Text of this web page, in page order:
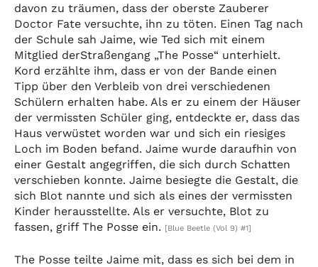
davon zu träumen, dass der oberste Zauberer
Doctor Fate versuchte, ihn zu töten. Einen Tag nach
der Schule sah Jaime, wie Ted sich mit einem
Mitglied derStraßengang „The Posse“ unterhielt.
Kord erzählte ihm, dass er von der Bande einen
Tipp über den Verbleib von drei verschiedenen
Schülern erhalten habe. Als er zu einem der Häuser
der vermissten Schüler ging, entdeckte er, dass das
Haus verwüstet worden war und sich ein riesiges
Loch im Boden befand. Jaime wurde daraufhin von
einer Gestalt angegriffen, die sich durch Schatten
verschieben konnte. Jaime besiegte die Gestalt, die
sich Blot nannte und sich als eines der vermissten
Kinder herausstellte. Als er versuchte, Blot zu
fassen, griff The Posse ein. [Blue Beetle (Vol 9) #1]
The Posse teilte Jaime mit, dass es sich bei dem in